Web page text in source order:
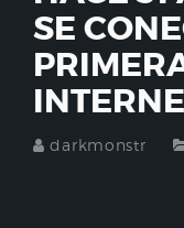
SE
darkmonstr